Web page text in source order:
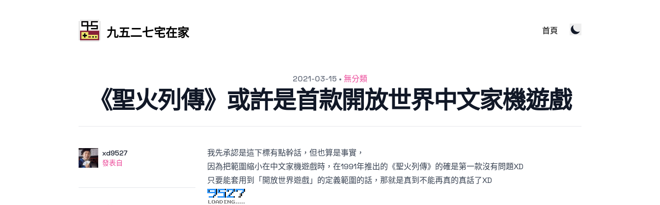
九五二七宅在家 首頁
2021-03-15 • 無分類
《聖火列傳》或許是首款開放世界中文家機遊戲
作者 使用者
xd9527
發表自
發表自
我先承認是這下標有點幹話，但也算是事實，
因為把範圍縮小在中文家機遊戲時，在1991年推出的《聖火列傳》的確是第一款沒有問題XD
只要能套用到「開放世界遊戲」的定義範圍的話，那就是真到不能再真的真話了XD